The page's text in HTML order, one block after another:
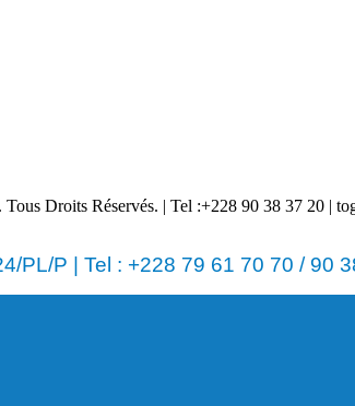
Droits Réservés. | Tel :+228 90 38 37 20 |
PL/P | Tel : +228 79 61 70 70 / 90